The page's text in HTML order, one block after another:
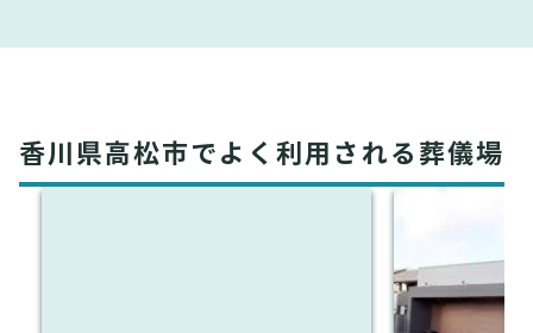
香川県高松市でよく利用される葬儀場